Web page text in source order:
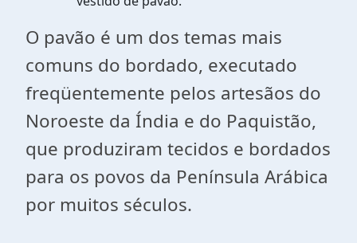
O pavão é um dos temas mais
comuns do bordado, executado
freqüentemente pelos artesãos do
Noroeste da Índia e do Paquistão,
que produziram tecidos e bordados
para os povos da Península Arábica
por muitos séculos.